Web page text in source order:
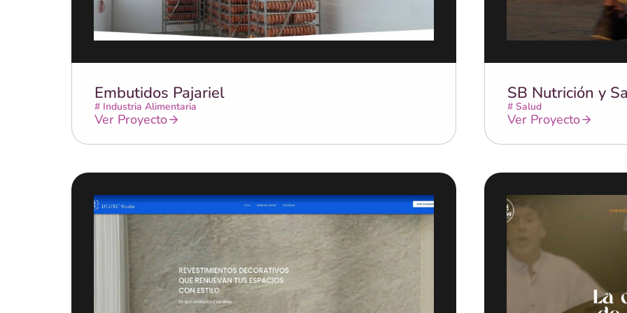
Embutidos Pajariel
# Industria Alimentaria
Ver Proyecto
SB Nutrición y
# Salud
Ver Proyecto